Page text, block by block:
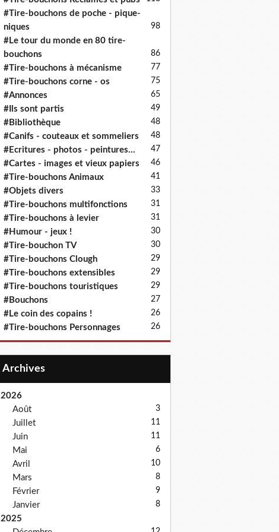
#Tire-bouchons de poche - pique-
niques
98
#Le tour du monde en 80 tire-
bouchons
86
#Tire-bouchons à mécanisme 77
#Tire-bouchons corne - os 75
#Annonces 65
#Ils sont partis 49
#Bibliothèque 48
#Canifs - couteaux et sommeliers 48
#Ecritures - photos - peintures... 47
#Cartes - images et vieux papiers 46
#Tire-bouchons Animaux 41
#Objets divers 33
#Tire-bouchons multifonctions 31
#Tire-bouchons à levier 31
#Humour - jeux ! 30
#Tire-bouchon TV 30
#Tire-bouchons Clough 29
#Tire-bouchons extensibles 29
#Tire-bouchons touristiques 29
#Bouchons 27
#Le coin des copains ! 26
#Tire-bouchons Personnages 26
Archives
2026
Août
3
Juillet 11
Juin 11
Mai 6
Avril 10
Mars 8
Février 9
Janvier 8
2025